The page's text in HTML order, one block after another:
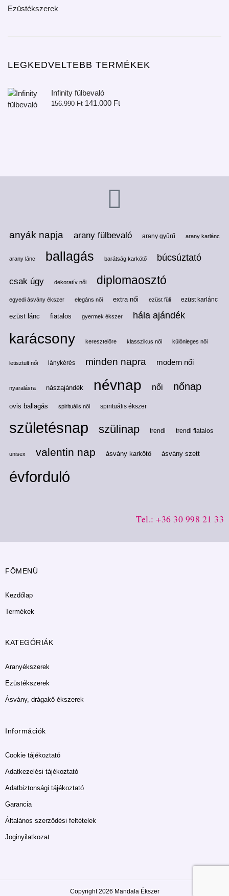
Ezüstékszerek
LEGKEDVELTEBB TERMÉKEK
Infinity fülbevaló
156.990Ft 141.000 Ft
anyák napja arany fülbevaló arany gyűrű arany karlánc
arany lánc ballagás barátság karkötő búcsúztató
csak úgy dekoratív női diplomaosztó
egyedi ásvány ékszer elegáns női extra női ezüst füli ezüst karlánc
ezüst lánc fiatalos gyermek ékszer hála ajándék
karácsony keresztelőre klasszikus női különleges női
letisztult női lánykérés minden napra modern női
nyaralásra nászajándék névnap női nőnap
ovis ballagás spirituális női spirituális ékszer
születésnap szülinap trendi trendi fiatalos
unisex valentin nap ásvány karkötő ásvány szett
évforduló
Tel.: +36 30 998 21 33
FŐMENÜ
Kezdőlap
Termékek
KATEGÓRIÁK
Aranyékszerek
Ezüstékszerek
Ásvány, drágakő ékszerek
Információk
Cookie tájékoztató
Adatkezelési tájékoztató
Adatbiztonsági tájékoztató
Garancia
Általános szerződési feltételek
Joginyilatkozat
Copyright 2026 Mandala Ékszer